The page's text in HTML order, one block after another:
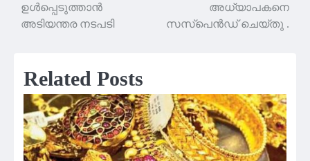
ഉൾപ്പെടുത്താൻ
അടിയന്തര നടപടി
അധ്യാപകനെ
സസ്‌പെന്‍ഡ് ചെയ്‌തു .
Related Posts